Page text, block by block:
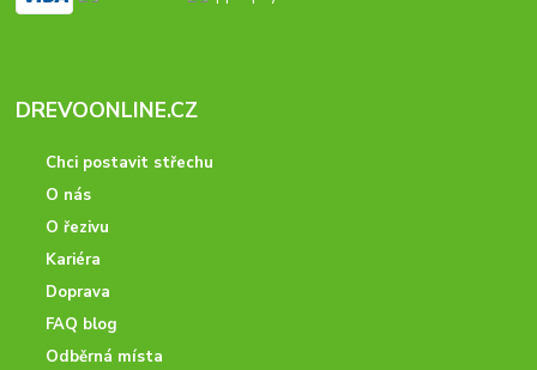
DREVOONLINE.CZ
Chci postavit střechu
O nás
O řezivu
Kariéra
Doprava
FAQ blog
Odběrná místa